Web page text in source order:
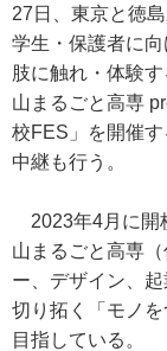
27日、東京と徳
学生・保護者に
肢に触れ・体験
山まるごと高専
校FES」を開催
中継も行う。
2023年4月に開
山まるごと高専
ー、デザイン、
切り拓く「モノ
目指している。